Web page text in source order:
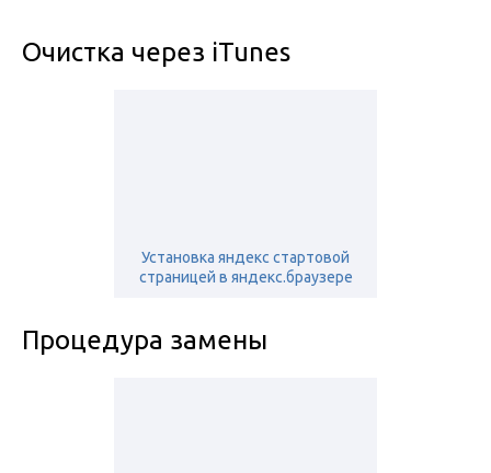
Очистка через iTunes
Установка яндекс стартовой
страницей в яндекс.браузере
Процедура замены